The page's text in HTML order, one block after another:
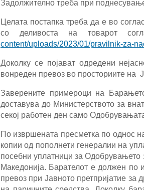
Задолжително треба при
Целата постапка треба да е во
со деливоста на товарот
content/uploads/2023/01/pravilnik-za-
Доколку се појават одредени
вонреден превоз во просториите на
Заверените примероци на
доставува до Министерството за
секој работен ден само
По извршената пресметка по однос
копии од пополнети генералии на
посебни уплатници за Одобрувањето
Македонија. Барателот е должен по
превоз при Јавното претпријатие